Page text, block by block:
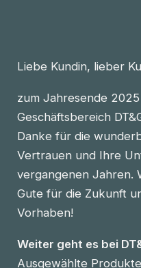
Liebe Kundin, lieber
zum Jahresende
Geschäftsbereich
Danke für die
Vertrauen und Ihre
vergangenen Jahren.
Gute für die Zukunft
Vorhaben!
Weiter geht es bei
Ausgewählte